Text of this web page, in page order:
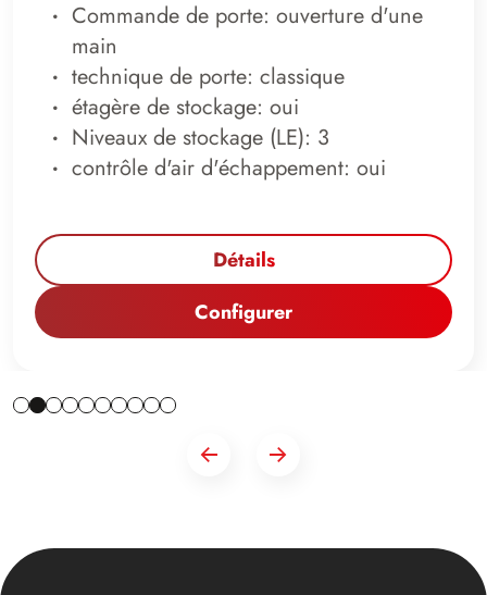
Commande de porte: ouverture d'une
main
technique de porte: classique
étagère de stockage: oui
Niveaux de stockage (LE): 3
contrôle d'air d'échappement: oui
Détails
Configurer